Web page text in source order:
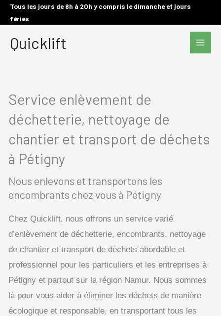
AllerTous les jours de 8h à 20h y compris le dimanche et jours
fériés
Quicklift
Main
Service enlèvement de
déchetterie, nettoyage de
chantier et transport de déchets
à Pétigny
Nous enlevons et transportons les
encombrants chez vous à Pétigny
Chez Quicklift, nous offrons un service varié
d’enlèvement de déchetterie, encombrants, nettoyage
de chantier et transport de déchets abordable et
professionnel pour les particuliers et les entreprises à
Pétigny et partout sur la région Namur. Nous sommes
là pour vous aider à éliminer les déchets de manière
écologique et responsable, en transportant tous les